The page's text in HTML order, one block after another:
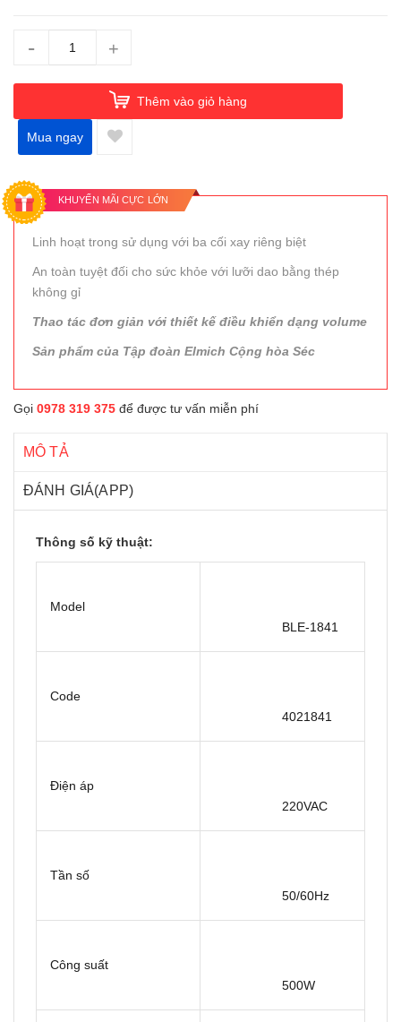
- +
Thêm vào giỏ hàng
Mua ngay
KHUYẾN MÃI CỰC LỚN
Linh hoạt trong sử dụng với ba cối xay riêng biệt
An toàn tuyệt đối cho sức khỏe với lưỡi dao bằng thép
không gỉ
Thao tác đơn giản với thiết kế điều khiển dạng volume
Sản phẩm của Tập đoàn Elmich Cộng hòa Séc
Gọi 0978 319 375 để được tư vấn miễn phí
MÔ TẢ
ĐÁNH GIÁ(APP)
Thông số kỹ thuật:
Model
BLE-1841
Code
4021841
Điện áp
220VAC
Tần số
50/60Hz
Công suất
500W